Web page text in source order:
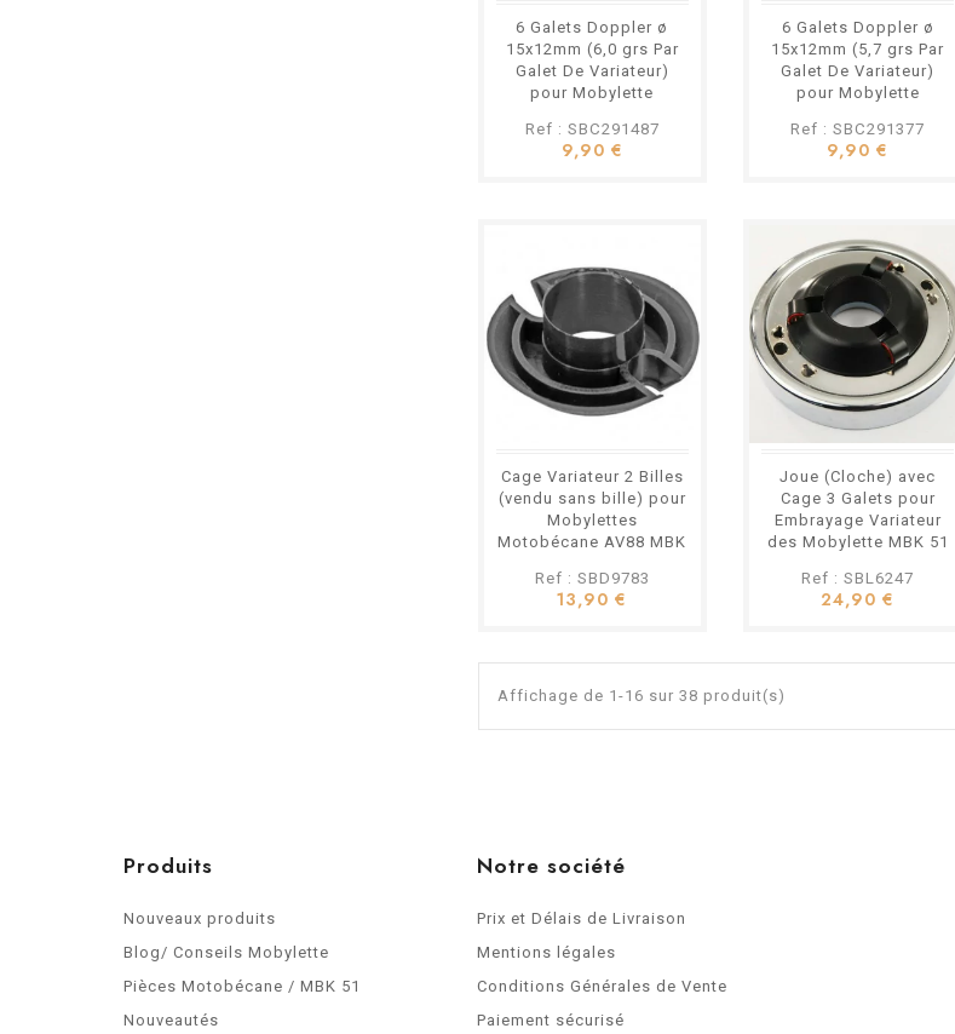
6 Galets Doppler ø
15x12mm (6,0 grs Par
Galet De Variateur)
pour Mobylette
Ref : SBC291487
9,90 €
6 Galets Doppler ø
15x12mm (5,7 grs Par
Galet De Variateur)
pour Mobylette
Ref : SBC291377
9,90 €
Cage Variateur 2 Billes
(vendu sans bille) pour
Mobylettes
Motobécane AV88 MBK
Ref : SBD9783
13,90 €
Joue (Cloche) avec
Cage 3 Galets pour
Embrayage Variateur
des Mobylette MBK 51
Ref : SBL6247
24,90 €
Affichage de 1-16 sur 38 produit(s)
Produits
Nouveaux produits
Blog/ Conseils Mobylette
Pièces Motobécane / MBK 51
Nouveautés
Notre société
Prix et Délais de Livraison
Mentions légales
Conditions Générales de Vente
Paiement sécurisé